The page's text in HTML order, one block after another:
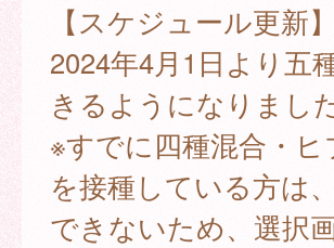
【スケジュール更新】
2024年4月1日より五
きるようになりました
※すでに四種混合・
を接種している方は
できないため、選択